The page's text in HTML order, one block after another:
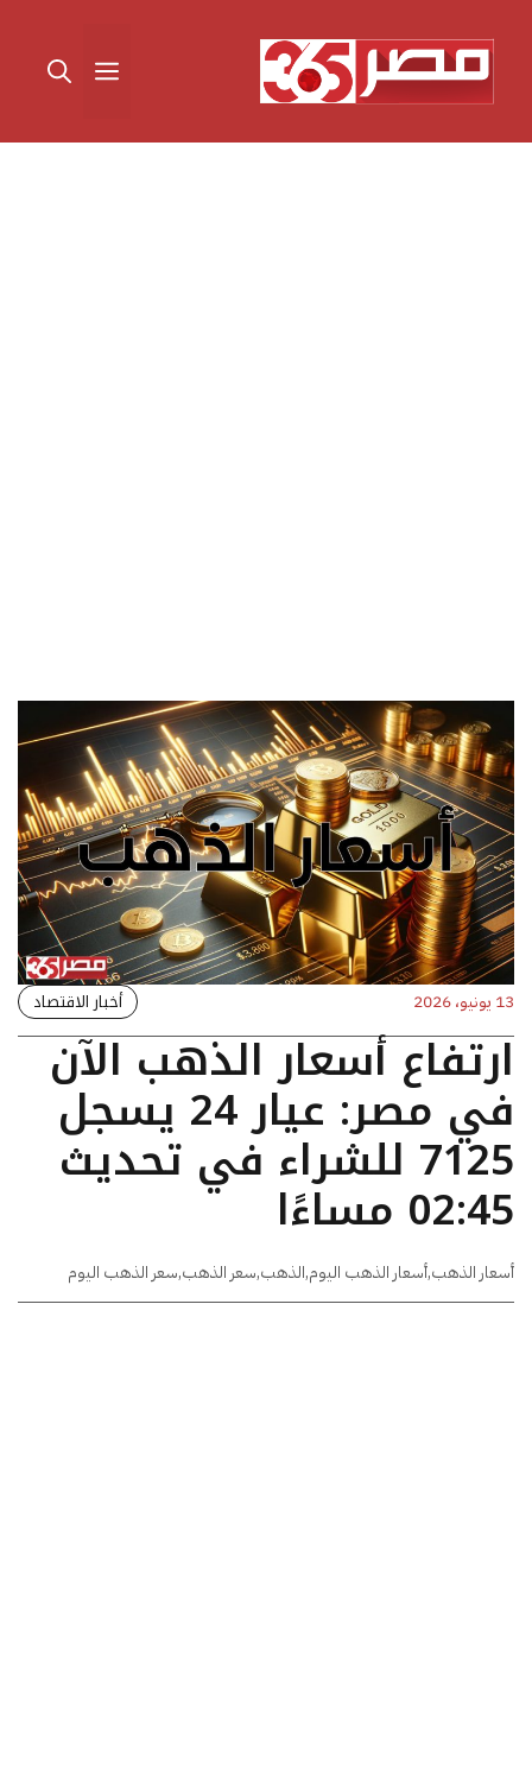
المحتوى القائمة
13 يونيو، 2026 أخبار الاقتصاد
ارتفاع أسعار الذهب الآن
في مصر: عيار 24 يسجل
7125 للشراء في تحديث
02:45 مساءًا
أسعار الذهب,أسعار الذهب اليوم,الذهب,سعر الذهب,سعر الذهب اليوم